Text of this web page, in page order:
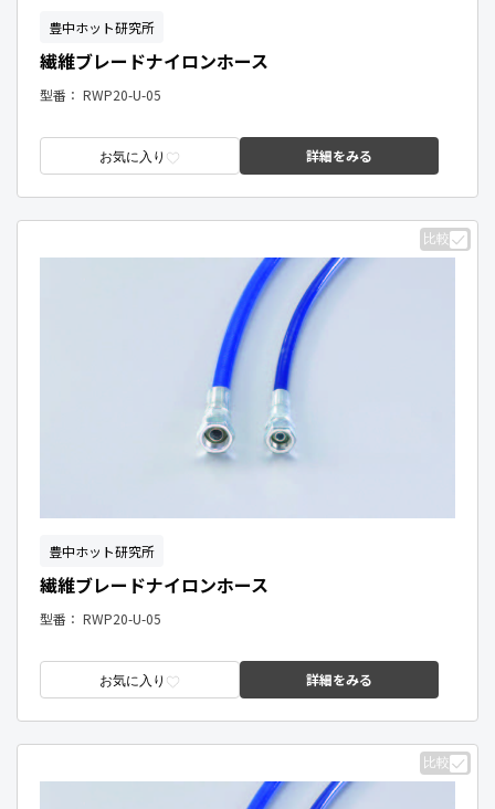
豊中ホット研究所
繊維ブレードナイロンホース
型番： RWP20-U-05
お気に入り 詳細をみる
比較
豊中ホット研究所
繊維ブレードナイロンホース
型番： RWP20-U-05
お気に入り 詳細をみる
比較